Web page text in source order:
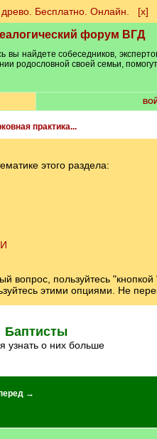
Бесплатно. Онлайн. [х]
форум ВГД
найдете собеседников,
родословной своей семьи,
практика...
этого раздела:
пользуйтесь "кнопкой
этими опциями. Не
Баптисты
узнать о них больше
→